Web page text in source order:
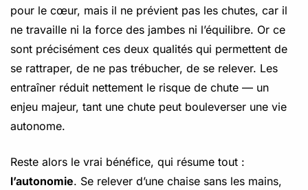
pour le cœur, mais il ne prévient pas les chutes, car il
ne travaille ni la force des jambes ni l’équilibre. Or ce
sont précisément ces deux qualités qui permettent de
se rattraper, de ne pas trébucher, de se relever. Les
entraîner réduit nettement le risque de chute — un
enjeu majeur, tant une chute peut bouleverser une vie
autonome.
Reste alors le vrai bénéfice, qui résume tout :
l’autonomie. Se relever d’une chaise sans les mains,